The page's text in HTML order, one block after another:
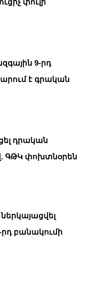
9-րդ
է գրական
դրական
ԳԹԿ փոխտնօրեն
բանակումի